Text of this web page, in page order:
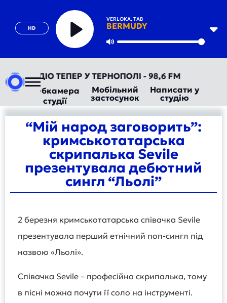
HD
VERLOKA, TAB
BERMUDY
Play
ТЕПЕР У ТЕРНОПОЛІ - 98,6 FM
Вебкамера
студії
Мобільний
застосунок
Написати у
студію
“Мій народ заговорить”:
кримськотатарська
скрипалька Sevile
презентувала дебютний
сингл “Льолі”
2 березня кримськотатарська співачка Sevile
презентувала перший етнічний поп-сингл під
назвою «Льолі».
Співачка Sevile – професійна скрипалька, тому
в пісні можна почути її соло на інструменті.